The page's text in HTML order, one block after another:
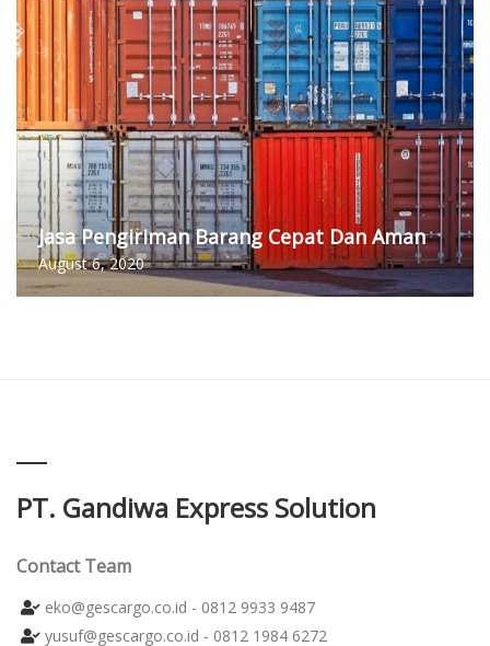
Jasa Pengiriman Barang Cepat Dan Aman
August 6, 2020
PT. Gandiwa Express Solution
Contact Team
eko@gescargo.co.id - 0812 9933 9487
yusuf@gescargo.co.id - 0812 1984 6272